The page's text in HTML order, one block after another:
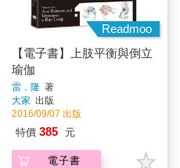
Readmoo
【電子書】上肢平衡與倒立
瑜伽
雷．隆 著
大家 出版
2016/09/07 出版
特價 385 元
電子書